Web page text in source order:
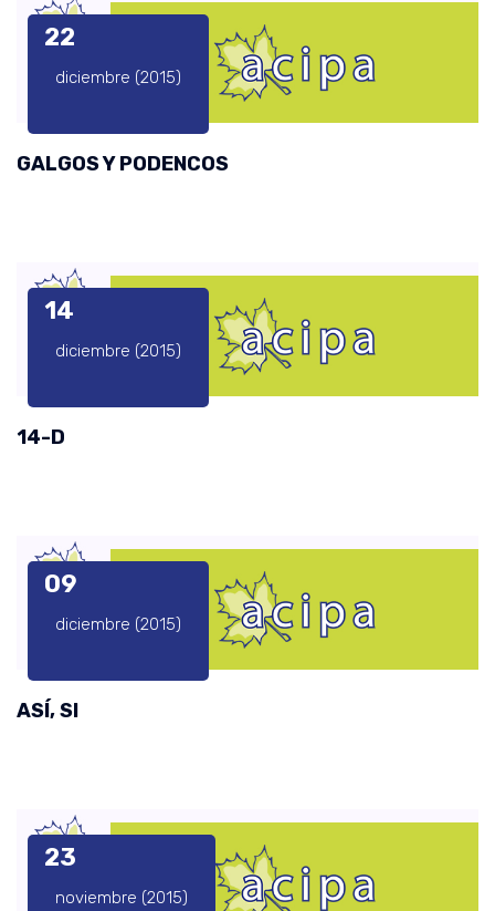
22
diciembre (2015)
GALGOS Y PODENCOS
14
diciembre (2015)
14-D
09
diciembre (2015)
ASÍ, SI
23
noviembre (2015)